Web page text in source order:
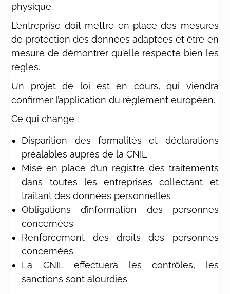
physique.
L’entreprise doit mettre en place des mesures
de protection des données adaptées et être en
mesure de démontrer qu’elle respecte bien les
règles.
Un projet de loi est en cours, qui viendra
confirmer l’application du règlement européen.
Ce qui change :
Disparition des formalités et déclarations
préalables auprès de la CNIL
Mise en place d’un registre des traitements
dans toutes les entreprises collectant et
traitant des données personnelles
Obligations d’information des personnes
concernées
Renforcement des droits des personnes
concernées
La CNIL effectuera les contrôles, les
sanctions sont alourdies